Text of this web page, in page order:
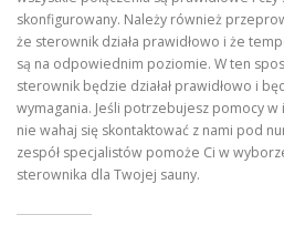
skonfigurowany. Należy również
że sterownik działa prawidłowo i że
są na odpowiednim poziomie. W ten
sterownik będzie działał prawidłowo i
wymagania. Jeśli potrzebujesz pomocy
nie wahaj się skontaktować z nami pod
zespół specjalistów pomoże Ci w
sterownika dla Twojej sauny.